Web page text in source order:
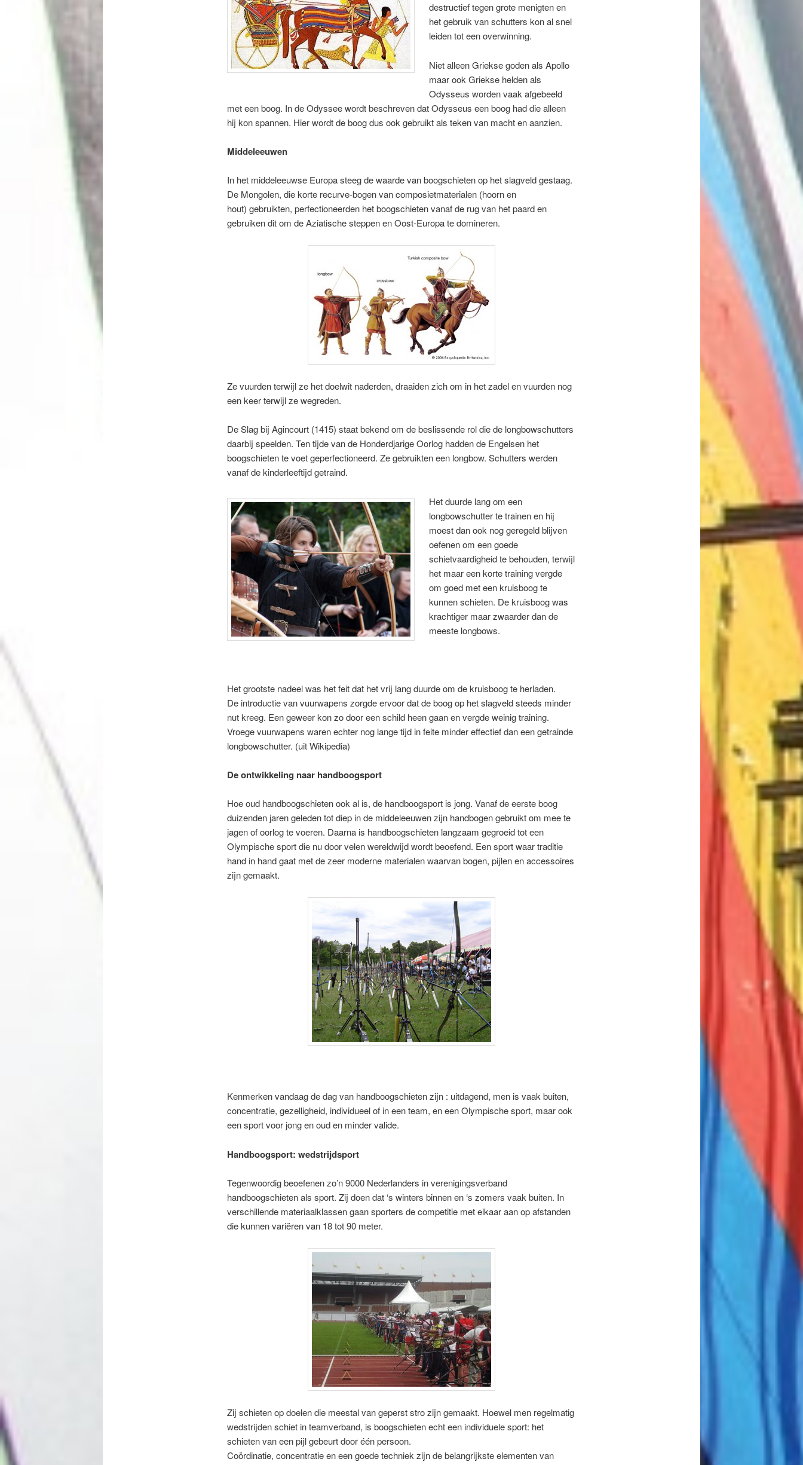
destructief tegen grote menigten en
het gebruik van schutters kon al snel
leiden tot een overwinning.
Niet alleen Griekse goden als Apollo
maar ook Griekse helden als
Odysseus worden vaak afgebeeld
met een boog. In de Odyssee wordt beschreven dat Odysseus een boog had die alleen
hij kon spannen. Hier wordt de boog dus ook gebruikt als teken van macht en aanzien.
Middeleeuwen
In het middeleeuwse Europa steeg de waarde van boogschieten op het slagveld gestaag.
De Mongolen, die korte recurve-bogen van composietmaterialen (hoorn en
hout) gebruikten, perfectioneerden het boogschieten vanaf de rug van het paard en
gebruiken dit om de Aziatische steppen en Oost-Europa te domineren.
Ze vuurden terwijl ze het doelwit naderden, draaiden zich om in het zadel en vuurden nog
een keer terwijl ze wegreden.
De Slag bij Agincourt (1415) staat bekend om de beslissende rol die de longbowschutters
daarbij speelden. Ten tijde van de Honderdjarige Oorlog hadden de Engelsen het
boogschieten te voet geperfectioneerd. Ze gebruikten een longbow. Schutters werden
vanaf de kinderleeftijd getraind.
Het duurde lang om een
longbowschutter te trainen en hij
moest dan ook nog geregeld blijven
oefenen om een goede
schietvaardigheid te behouden, terwijl
het maar een korte training vergde
om goed met een kruisboog te
kunnen schieten. De kruisboog was
krachtiger maar zwaarder dan de
meeste longbows.
Het grootste nadeel was het feit dat het vrij lang duurde om de kruisboog te herladen.
De introductie van vuurwapens zorgde ervoor dat de boog op het slagveld steeds minder
nut kreeg. Een geweer kon zo door een schild heen gaan en vergde weinig training.
Vroege vuurwapens waren echter nog lange tijd in feite minder effectief dan een getrainde
longbowschutter. (uit Wikipedia)
De ontwikkeling naar handboogsport
Hoe oud handboogschieten ook al is, de handboogsport is jong. Vanaf de eerste boog
duizenden jaren geleden tot diep in de middeleeuwen zijn handbogen gebruikt om mee te
jagen of oorlog te voeren. Daarna is handboogschieten langzaam gegroeid tot een
Olympische sport die nu door velen wereldwijd wordt beoefend. Een sport waar traditie
hand in hand gaat met de zeer moderne materialen waarvan bogen, pijlen en accessoires
zijn gemaakt.
Kenmerken vandaag de dag van handboogschieten zijn : uitdagend, men is vaak buiten,
concentratie, gezelligheid, individueel of in een team, en een Olympische sport, maar ook
een sport voor jong en oud en minder valide.
Handboogsport: wedstrijdsport
Tegenwoordig beoefenen zo’n 9000 Nederlanders in verenigingsverband
handboogschieten als sport. Zij doen dat ‘s winters binnen en ‘s zomers vaak buiten. In
verschillende materiaalklassen gaan sporters de competitie met elkaar aan op afstanden
die kunnen variëren van 18 tot 90 meter.
Zij schieten op doelen die meestal van geperst stro zijn gemaakt. Hoewel men regelmatig
wedstrijden schiet in teamverband, is boogschieten echt een individuele sport: het
schieten van een pijl gebeurt door één persoon.
Coördinatie, concentratie en een goede techniek zijn de belangrijkste elementen van